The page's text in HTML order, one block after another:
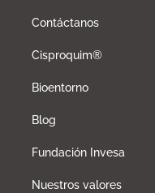
Contáctanos
Cisproquim®
Bioentorno
Blog
Fundación Invesa
Nuestros valores